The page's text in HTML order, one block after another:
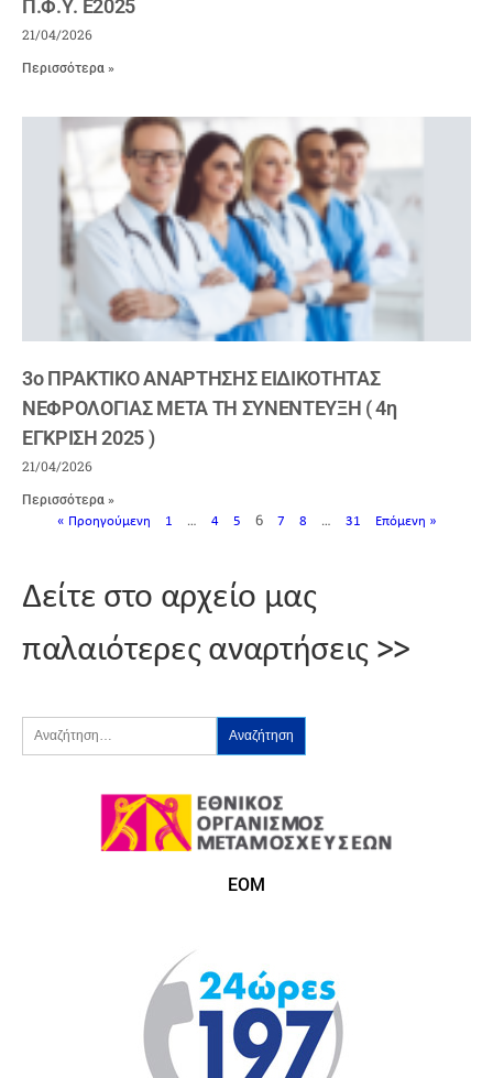
Π.Φ.Υ. E2025
21/04/2026
Περισσότερα »
3ο ΠΡΑΚΤΙΚΟ ΑΝΑΡΤΗΣΗΣ ΕΙΔΙΚΟΤΗΤΑΣ
ΝΕΦΡΟΛΟΓΙΑΣ ΜΕΤΑ ΤΗ ΣΥΝΕΝΤΕΥΞΗ ( 4η
ΕΓΚΡΙΣΗ 2025 )
21/04/2026
Περισσότερα »
« Προηγούμενη 1 … 4 5 6 7 8 … 31 Επόμενη »
Δείτε στο αρχείο μας
παλαιότερες αναρτήσεις >>
ΕΟΜ